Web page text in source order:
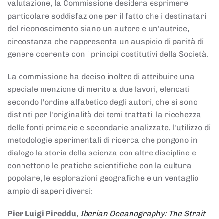
valutazione, la Commissione desidera esprimere
particolare soddisfazione per il fatto che i destinatari
del riconoscimento siano un autore e un'autrice,
circostanza che rappresenta un auspicio di parità di
genere coerente con i principi costitutivi della Società.
La commissione ha deciso inoltre di attribuire una
speciale menzione di merito a due lavori, elencati
secondo l'ordine alfabetico degli autori, che si sono
distinti per l'originalità dei temi trattati, la ricchezza
delle fonti primarie e secondarie analizzate, l'utilizzo di
metodologie sperimentali di ricerca che pongono in
dialogo la storia della scienza con altre discipline e
connettono le pratiche scientifiche con la cultura
popolare, le esplorazioni geografiche e un ventaglio
ampio di saperi diversi:
Pier Luigi Pireddu, Iberian Oceanography: The Strait